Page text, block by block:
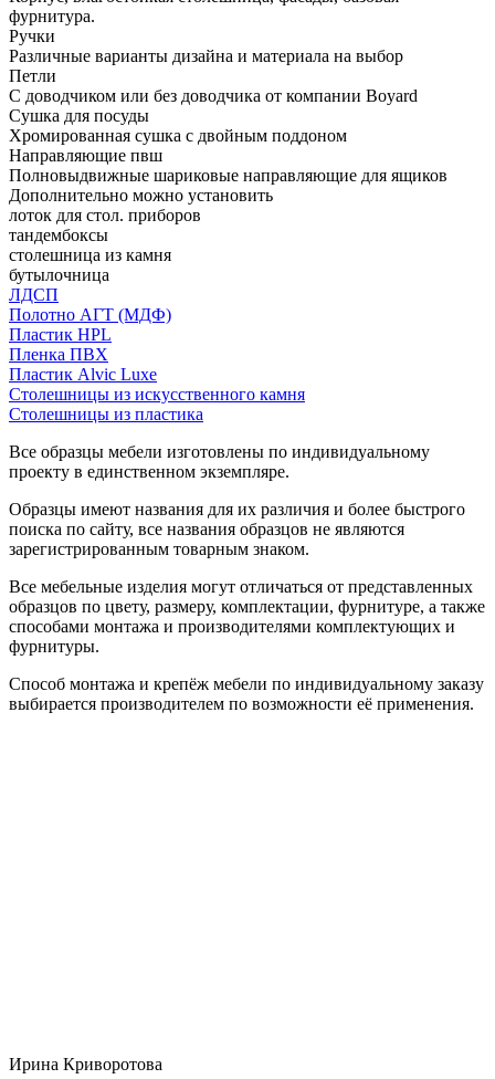
фурнитура.
Ручки
Различные варианты дизайна и материала на выбор
Петли
С доводчиком или без доводчика от компании Boyard
Сушка для посуды
Хромированная сушка с двойным поддоном
Направляющие пвш
Полновыдвижные шариковые направляющие для ящиков
Дополнительно можно установить
лоток для стол. приборов
тандембоксы
столешница из камня
бутылочница
ЛДСП
Полотно АГТ (МДФ)
Пластик HPL
Пленка ПВХ
Пластик Alvic Luxe
Столешницы из искусственного камня
Столешницы из пластика
Все образцы мебели изготовлены по индивидуальному
проекту в единственном экземпляре.
Образцы имеют названия для их различия и более быстрого
поиска по сайту, все названия образцов не являются
зарегистрированным товарным знаком.
Все мебельные изделия могут отличаться от представленных
образцов по цвету, размеру, комплектации, фурнитуре, а также
способами монтажа и производителями комплектующих и
фурнитуры.
Способ монтажа и крепёж мебели по индивидуальному заказу
выбирается производителем по возможности её применения.
Ирина Криворотова